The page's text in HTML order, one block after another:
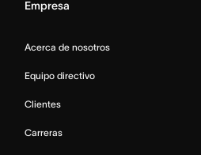
Empresa
Acerca de nosotros
Equipo directivo
Clientes
Carreras